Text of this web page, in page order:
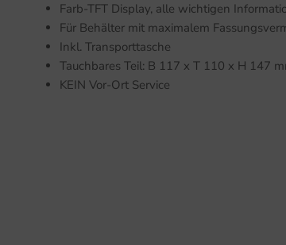
Farb-TFT Display, alle wichtigen
Für Behälter mit maximalem
Inkl. Transporttasche
Tauchbares Teil: B 117 x T 110 x H 147
KEIN Vor-Ort Service